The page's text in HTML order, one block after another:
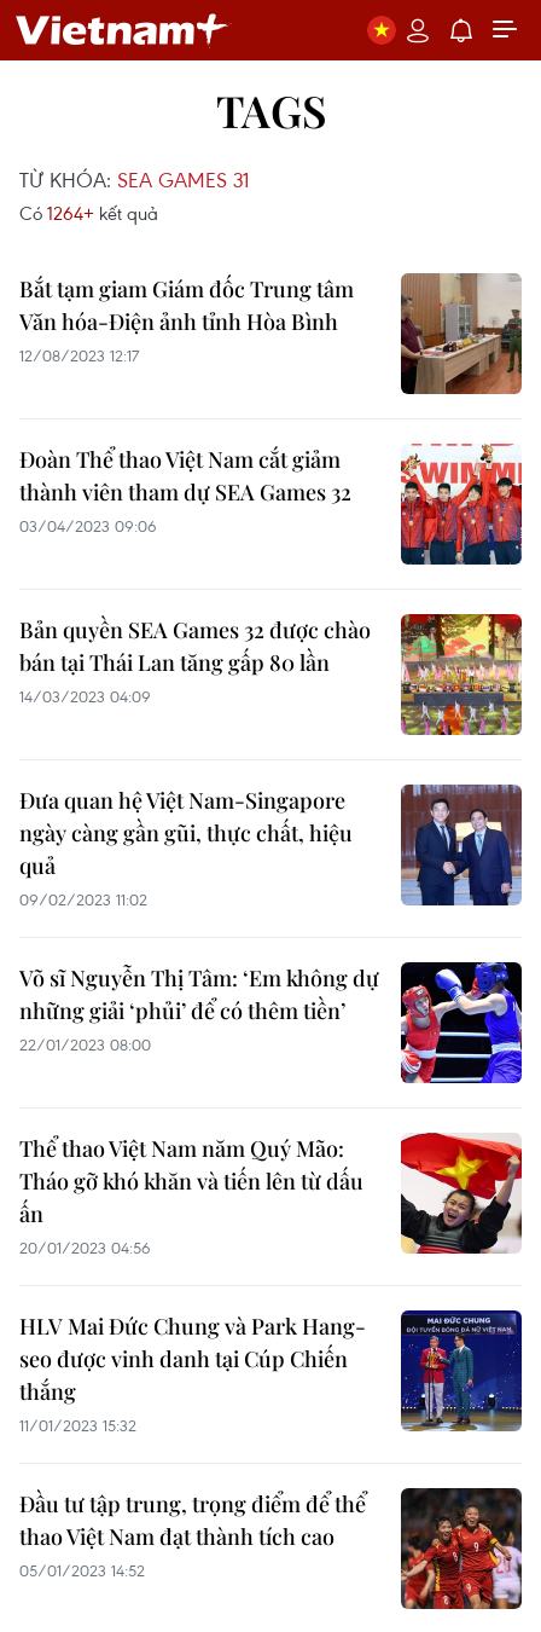
TAGS
TỪ KHÓA: SEA GAMES 31
Có 1264+ kết quả
Bắt tạm giam Giám đốc Trung tâm
Văn hóa-Điện ảnh tỉnh Hòa Bình
12/08/2023 12:17
Đoàn Thể thao Việt Nam cắt giảm
thành viên tham dự SEA Games 32
03/04/2023 09:06
Bản quyền SEA Games 32 được chào
bán tại Thái Lan tăng gấp 80 lần
14/03/2023 04:09
Đưa quan hệ Việt Nam-Singapore
ngày càng gần gũi, thực chất, hiệu
quả
09/02/2023 11:02
Võ sĩ Nguyễn Thị Tâm: ‘Em không dự
những giải ‘phủi’ để có thêm tiền’
22/01/2023 08:00
Thể thao Việt Nam năm Quý Mão:
Tháo gỡ khó khăn và tiến lên từ dấu
ấn
20/01/2023 04:56
HLV Mai Đức Chung và Park Hang-
seo được vinh danh tại Cúp Chiến
thắng
11/01/2023 15:32
Đầu tư tập trung, trọng điểm để thể
thao Việt Nam đạt thành tích cao
05/01/2023 14:52